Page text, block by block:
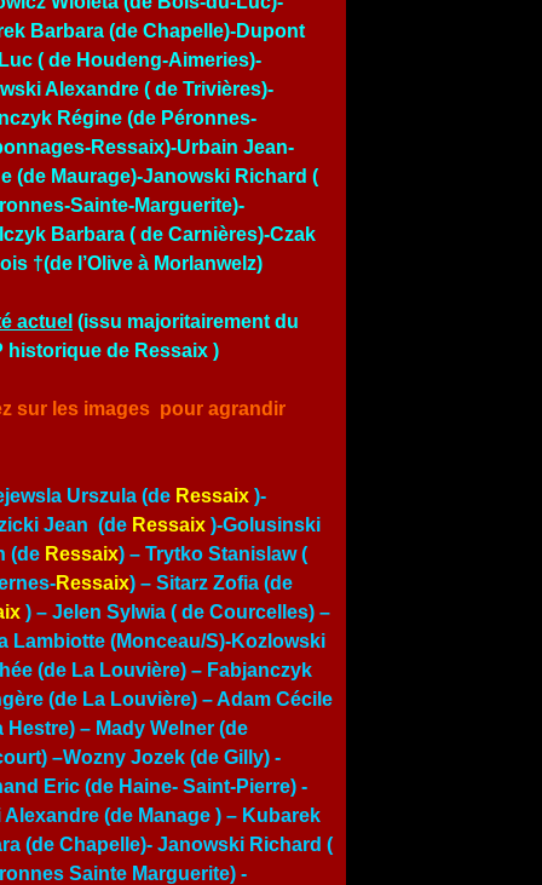
Barbara (de Chapelle)-Dupont
( de Houdeng-Aimeries)-
Alexandre ( de Trivières)-
Régine (de Péronnes-
Ressaix)-Urbain Jean-
(de Maurage)-Janowski Richard (
Sainte-Marguerite)-
Barbara ( de Carnières)-Czak
†(de l’Olive à Morlanwelz)
actuel (issu majoritairement du
historique de Ressaix )
sur les images pour agrandir
Urszula (de Ressaix )-
Jean (de Ressaix )-Golusinski
(de Ressaix) – Trytko Stanislaw (
Ressaix) – Sitarz Zofia (de
) – Jelen Sylwia ( de Courcelles) –
Lambiotte (Monceau/S)-Kozlowski
(de La Louvière) – Fabjanczyk
(de La Louvière) – Adam Cécile
Hestre) – Mady Welner (de
–Wozny Jozek (de Gilly) -
Eric (de Haine- Saint-Pierre) -
Alexandre (de Manage ) – Kubarek
(de Chapelle)- Janowski Richard (
Sainte Marguerite) -